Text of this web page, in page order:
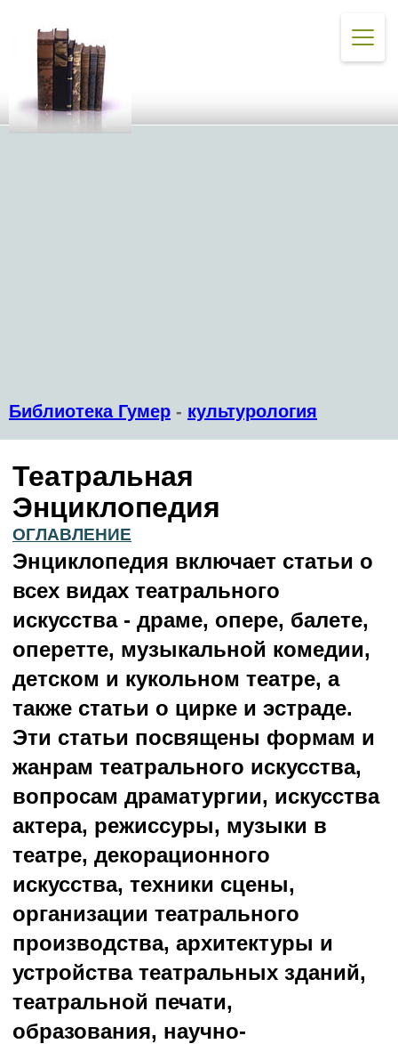
Библиотека Гумер - культурология
Театральная
Энциклопедия
ОГЛАВЛЕНИЕ
Энциклопедия включает статьи о
всех видах театрального
искусства - драме, опере, балете,
оперетте, музыкальной комедии,
детском и кукольном театре, а
также статьи о цирке и эстраде.
Эти статьи посвящены формам и
жанрам театрального искусства,
вопросам драматургии, искусства
актера, режиссуры, музыки в
театре, декорационного
искусства, техники сцены,
организации театрального
производства, архитектуры и
устройства театральных зданий,
театральной печати,
образования, научно-